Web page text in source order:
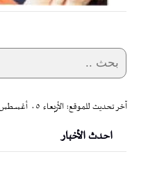
آخر تحديث للموقع: الأربعاء ٠٥ أغسطس ٢٠٢٦
احدث الأخبار